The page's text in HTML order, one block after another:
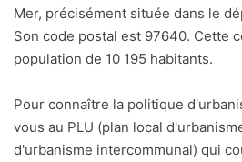
Mer, précisément située dans le
Son code postal est 97640. Cette
population de 10 195 habitants.
Pour connaître la politique
vous au PLU (plan local
d'urbanisme intercommunal) qui